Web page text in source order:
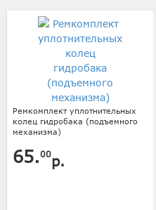
Ремкомплект уплотнительных
колец гидробака (подъемного
механизма)
65.00р.